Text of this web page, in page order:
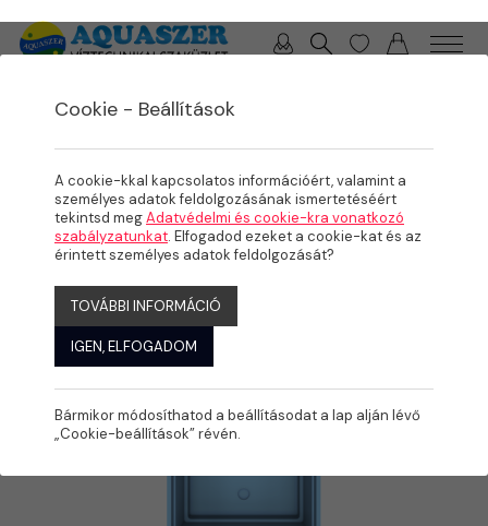
Cookie - Beállítások
A cookie-kkal kapcsolatos információért, valamint a
személyes adatok feldolgozásának ismertetéséért
tekintsd megAdatvédelmi és cookie-kra vonatkozó
szabályzatunkat. Elfogadod ezeket a cookie-kat és az
érintett személyes adatok feldolgozását?
TOVÁBBI INFORMÁCIÓ
IGEN, ELFOGADOM
Bármikor módosíthatod a beállításodat a lap alján lévő
„Cookie-beállítások” révén.